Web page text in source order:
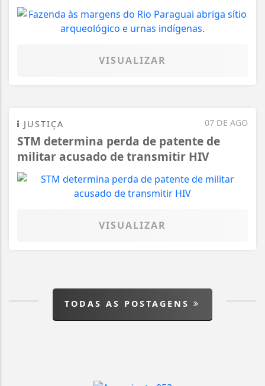
VISUALIZAR
07 DE AGO
JUSTIÇA
STM determina perda de patente de
militar acusado de transmitir HIV
VISUALIZAR
TODAS AS POSTAGENS